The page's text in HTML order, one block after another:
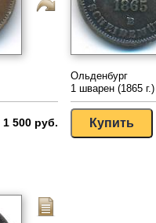
1 500 руб.
Ольденбург
1 шварен (1865 г.)